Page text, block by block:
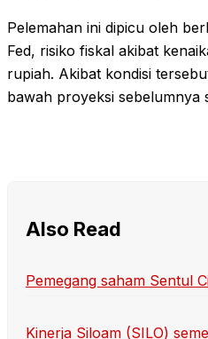
Pelemahan ini dipicu oleh
Fed, risiko fiskal akibat
rupiah. Akibat kondisi
bawah proyeksi sebelumnya
Also Read
Pemegang saham Sentul
Kinerja Siloam (SILO)